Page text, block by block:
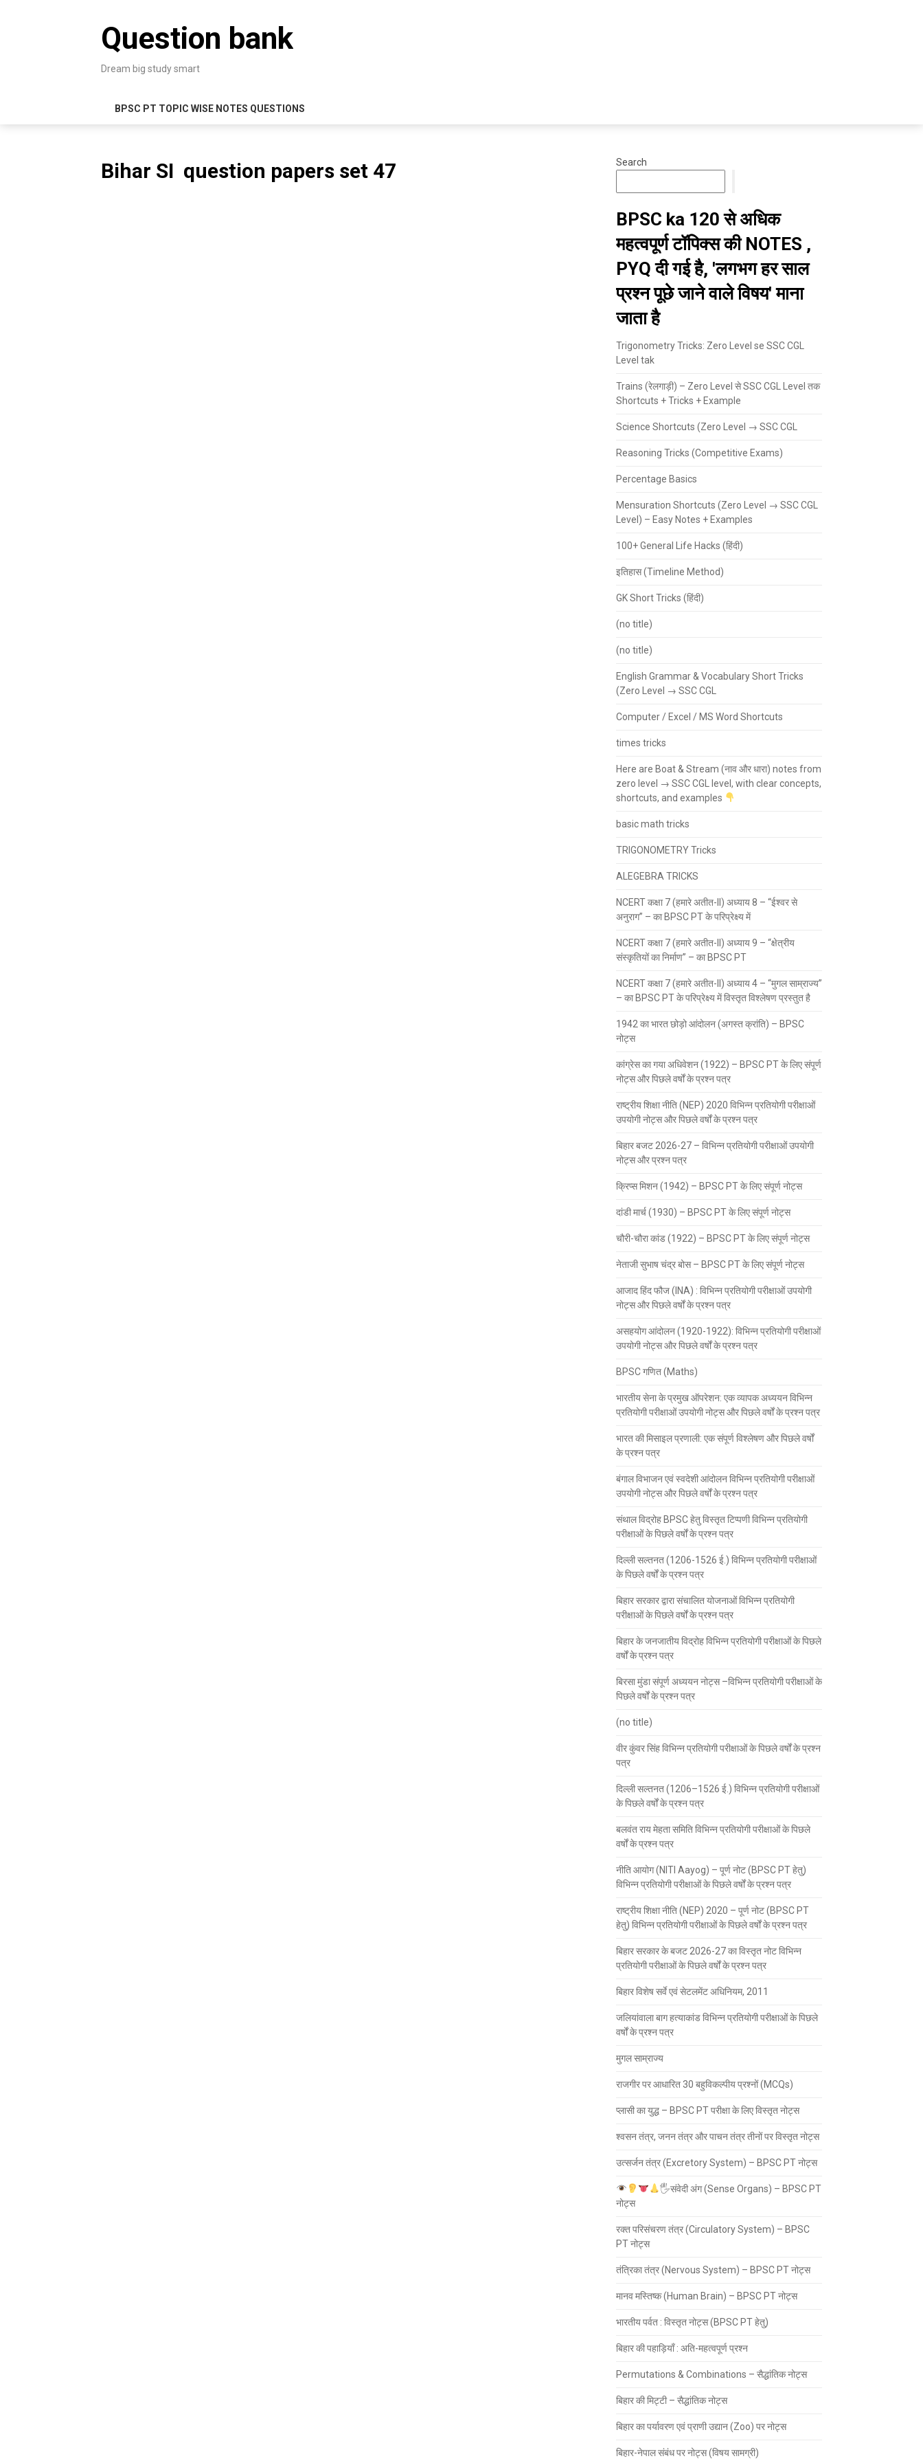
Question bank
Dream big study smart
BPSC PT TOPIC WISE NOTES QUESTIONS
Bihar SI question papers set 47 Search
BPSC ka 120 से अधिक
महत्वपूर्ण टॉपिक्स की NOTES ,
PYQ दी गई है, 'लगभग हर साल
प्रश्न पूछे जाने वाले विषय' माना
जाता है
Trigonometry Tricks: Zero Level se SSC CGL
Level tak
Trains (रेलगाड़ी) – Zero Level से SSC CGL Level तक
Shortcuts + Tricks + Example
Science Shortcuts (Zero Level → SSC CGL
Reasoning Tricks (Competitive Exams)
Percentage Basics
Mensuration Shortcuts (Zero Level → SSC CGL
Level) – Easy Notes + Examples
100+ General Life Hacks (हिंदी)
इतिहास (Timeline Method)
GK Short Tricks (हिंदी)
(no title)
(no title)
English Grammar & Vocabulary Short Tricks
(Zero Level → SSC CGL
Computer / Excel / MS Word Shortcuts
times tricks
Here are Boat & Stream (नाव और धारा) notes from
zero level → SSC CGL level, with clear concepts,
shortcuts, and examples
basic math tricks
TRIGONOMETRY Tricks
ALEGEBRA TRICKS
NCERT कक्षा 7 (हमारे अतीत-II) अध्याय 8 – “ईश्वर से
अनुराग” – का BPSC PT के परिप्रेक्ष्य में
NCERT कक्षा 7 (हमारे अतीत-II) अध्याय 9 – “क्षेत्रीय
संस्कृतियों का निर्माण” – का BPSC PT
NCERT कक्षा 7 (हमारे अतीत-II) अध्याय 4 – “मुगल साम्राज्य”
– का BPSC PT के परिप्रेक्ष्य में विस्तृत विश्लेषण प्रस्तुत है
1942 का भारत छोड़ो आंदोलन (अगस्त क्रांति) – BPSC
नोट्स
कांग्रेस का गया अधिवेशन (1922) – BPSC PT के लिए संपूर्ण
नोट्स और पिछले वर्षों के प्रश्न पत्र
राष्ट्रीय शिक्षा नीति (NEP) 2020 विभिन्न प्रतियोगी परीक्षाओं
उपयोगी नोट्स और पिछले वर्षों के प्रश्न पत्र
बिहार बजट 2026-27 – विभिन्न प्रतियोगी परीक्षाओं उपयोगी
नोट्स और प्रश्न पत्र
क्रिप्स मिशन (1942) – BPSC PT के लिए संपूर्ण नोट्स
दांडी मार्च (1930) – BPSC PT के लिए संपूर्ण नोट्स
चौरी-चौरा कांड (1922) – BPSC PT के लिए संपूर्ण नोट्स
नेताजी सुभाष चंद्र बोस – BPSC PT के लिए संपूर्ण नोट्स
आजाद हिंद फौज (INA) : विभिन्न प्रतियोगी परीक्षाओं उपयोगी
नोट्स और पिछले वर्षों के प्रश्न पत्र
असहयोग आंदोलन (1920-1922): विभिन्न प्रतियोगी परीक्षाओं
उपयोगी नोट्स और पिछले वर्षों के प्रश्न पत्र
BPSC गणित (Maths)
भारतीय सेना के प्रमुख ऑपरेशन: एक व्यापक अध्ययन विभिन्न
प्रतियोगी परीक्षाओं उपयोगी नोट्स और पिछले वर्षों के प्रश्न पत्र
भारत की मिसाइल प्रणाली: एक संपूर्ण विश्लेषण और पिछले वर्षों
के प्रश्न पत्र
बंगाल विभाजन एवं स्वदेशी आंदोलन विभिन्न प्रतियोगी परीक्षाओं
उपयोगी नोट्स और पिछले वर्षों के प्रश्न पत्र
संथाल विद्रोह BPSC हेतु विस्तृत टिप्पणी विभिन्न प्रतियोगी
परीक्षाओं के पिछले वर्षों के प्रश्न पत्र
दिल्ली सल्तनत (1206-1526 ई.) विभिन्न प्रतियोगी परीक्षाओं
के पिछले वर्षों के प्रश्न पत्र
बिहार सरकार द्वारा संचालित योजनाओं विभिन्न प्रतियोगी
परीक्षाओं के पिछले वर्षों के प्रश्न पत्र
बिहार के जनजातीय विद्रोह विभिन्न प्रतियोगी परीक्षाओं के पिछले
वर्षों के प्रश्न पत्र
बिरसा मुंडा संपूर्ण अध्ययन नोट्स –विभिन्न प्रतियोगी परीक्षाओं के
पिछले वर्षों के प्रश्न पत्र
(no title)
वीर कुंवर सिंह विभिन्न प्रतियोगी परीक्षाओं के पिछले वर्षों के प्रश्न
पत्र
दिल्ली सल्तनत (1206–1526 ई.) विभिन्न प्रतियोगी परीक्षाओं
के पिछले वर्षों के प्रश्न पत्र
बलवंत राय मेहता समिति विभिन्न प्रतियोगी परीक्षाओं के पिछले
वर्षों के प्रश्न पत्र
नीति आयोग (NITI Aayog) – पूर्ण नोट (BPSC PT हेतु)
विभिन्न प्रतियोगी परीक्षाओं के पिछले वर्षों के प्रश्न पत्र
राष्ट्रीय शिक्षा नीति (NEP) 2020 – पूर्ण नोट (BPSC PT
हेतु) विभिन्न प्रतियोगी परीक्षाओं के पिछले वर्षों के प्रश्न पत्र
बिहार सरकार के बजट 2026-27 का विस्तृत नोट विभिन्न
प्रतियोगी परीक्षाओं के पिछले वर्षों के प्रश्न पत्र
बिहार विशेष सर्वे एवं सेटलमेंट अधिनियम, 2011
जलियांवाला बाग हत्याकांड विभिन्न प्रतियोगी परीक्षाओं के पिछले
वर्षों के प्रश्न पत्र
मुगल साम्राज्य
राजगीर पर आधारित 30 बहुविकल्पीय प्रश्नों (MCQs)
प्लासी का युद्ध – BPSC PT परीक्षा के लिए विस्तृत नोट्स
श्वसन तंत्र, जनन तंत्र और पाचन तंत्र तीनों पर विस्तृत नोट्स
उत्सर्जन तंत्र (Excretory System) – BPSC PT नोट्स
🖐संवेदी अंग (Sense Organs) – BPSC PT
नोट्स
रक्त परिसंचरण तंत्र (Circulatory System) – BPSC
PT नोट्स
तंत्रिका तंत्र (Nervous System) – BPSC PT नोट्स
मानव मस्तिष्क (Human Brain) – BPSC PT नोट्स
भारतीय पर्वत : विस्तृत नोट्स (BPSC PT हेतु)
बिहार की पहाड़ियाँ : अति-महत्वपूर्ण प्रश्न
Permutations & Combinations – सैद्धांतिक नोट्स
बिहार की मिट्टी – सैद्धांतिक नोट्स
बिहार का पर्यावरण एवं प्राणी उद्यान (Zoo) पर नोट्स
बिहार-नेपाल संबंध पर नोट्स (विषय सामग्री)